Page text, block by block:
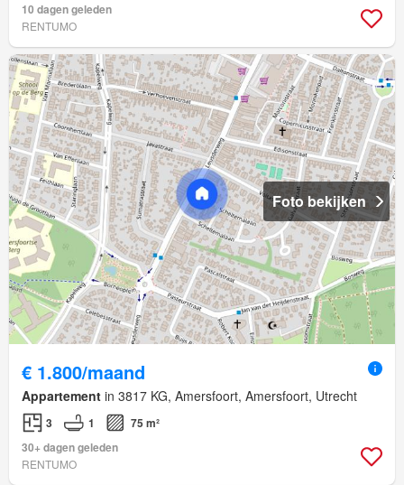
10 dagen geleden
RENTUMO
Foto bekijken
€ 1.800/maand
Appartement in 3817 KG, Amersfoort, Amersfoort, Utrecht
3 1
75 m²
30+ dagen geleden
RENTUMO